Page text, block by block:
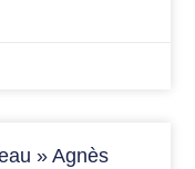
» Agnès